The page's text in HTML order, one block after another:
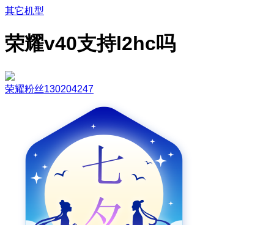
其它机型
荣耀v40支持l2hc吗
荣耀粉丝130204247